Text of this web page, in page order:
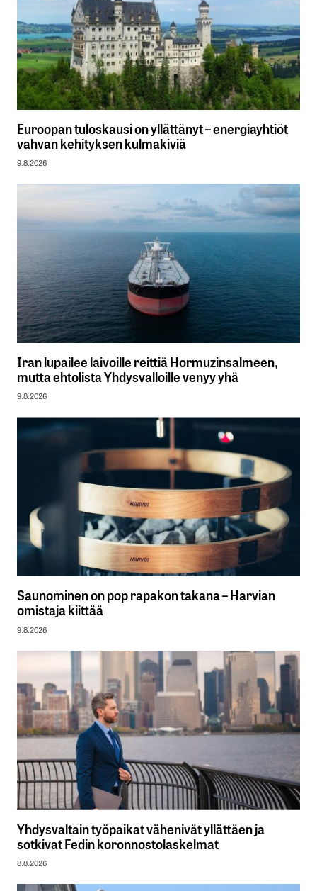
Euroopan tuloskausi on yllättänyt – energiayhtiöt
vahvan kehityksen kulmakiviä
9.8.2026
Iran lupailee laivoille reittiä Hormuzinsalmeen,
mutta ehtolista Yhdysvalloille venyy yhä
9.8.2026
Saunominen on pop rapakon takana – Harvian
omistaja kiittää
9.8.2026
Yhdysvaltain työpaikat vähenivät yllättäen ja
sotkivat Fedin koronnostolaskelmat
8.8.2026